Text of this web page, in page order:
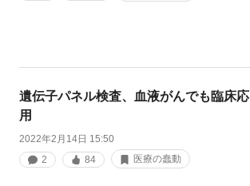
遺伝子パネル検査、血液がんでも臨床応
用
2022年2月14日 15:50
2
84 医療の蠢動